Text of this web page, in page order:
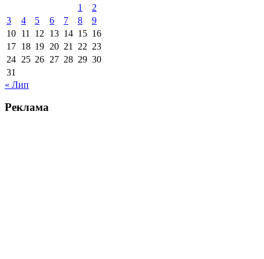
1
2
3
4 5 6 7 8
9
10 11 12 13 14 15 16
17 18 19 20 21 22 23
24 25 26 27 28 29 30
31
« Лип
Реклама